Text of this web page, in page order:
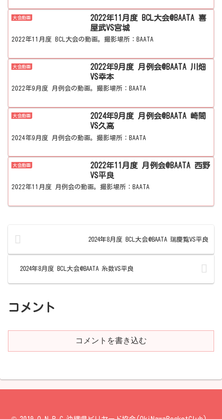
大会動画
2022年11月度 BCL大会@BAATA 喜
屋武VS宮城
2022年11月度 BCL大会の動画。撮影場所：BAATA
大会動画
2022年9月度 月例会@BAATA 川畑
VS幸本
2022年9月度 月例会の動画。撮影場所：BAATA
大会動画
2024年9月度 月例会@BAATA 崎間
VS久高
2024年9月度 月例会の動画。撮影場所：BAATA
大会動画
2022年11月度 月例会@BAATA 西野
VS平良
2022年11月度 月例会の動画。撮影場所：BAATA
2024年8月度 BCL大会@BAATA 瑞慶覧VS平良
2024年8月度 BCL大会@BAATA 糸数VS平良
コメント
コメントを書き込む